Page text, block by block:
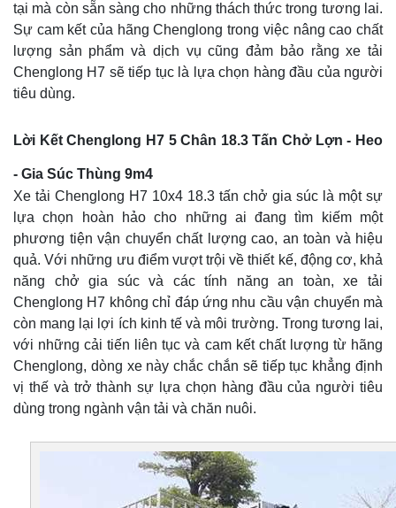
tại mà còn sẵn sàng cho những thách thức trong tương lai.
Sự cam kết của hãng Chenglong trong việc nâng cao chất
lượng sản phẩm và dịch vụ cũng đảm bảo rằng xe tải
Chenglong H7 sẽ tiếp tục là lựa chọn hàng đầu của người
tiêu dùng.
Lời Kết Chenglong H7 5 Chân 18.3 Tấn Chở Lợn - Heo
- Gia Súc Thùng 9m4
Xe tải Chenglong H7 10x4 18.3 tấn chở gia súc là một sự
lựa chọn hoàn hảo cho những ai đang tìm kiếm một
phương tiện vận chuyển chất lượng cao, an toàn và hiệu
quả. Với những ưu điểm vượt trội về thiết kế, động cơ, khả
năng chở gia súc và các tính năng an toàn, xe tải
Chenglong H7 không chỉ đáp ứng nhu cầu vận chuyển mà
còn mang lại lợi ích kinh tế và môi trường. Trong tương lai,
với những cải tiến liên tục và cam kết chất lượng từ hãng
Chenglong, dòng xe này chắc chắn sẽ tiếp tục khẳng định
vị thế và trở thành sự lựa chọn hàng đầu của người tiêu
dùng trong ngành vận tải và chăn nuôi.